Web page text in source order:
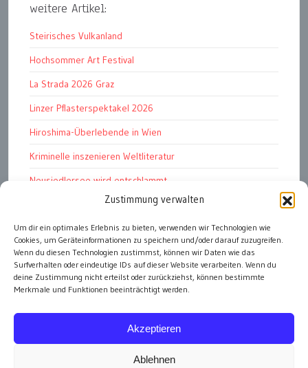
Zustimmung verwalten
Um dir ein optimales Erlebnis zu bieten, verwenden wir Technologien wie
Cookies, um Geräteinformationen zu speichern und/oder darauf zuzugreifen.
Wenn du diesen Technologien zustimmst, können wir Daten wie das
Surfverhalten oder eindeutige IDs auf dieser Website verarbeiten. Wenn du
deine Zustimmung nicht erteilst oder zurückziehst, können bestimmte
Merkmale und Funktionen beeinträchtigt werden.
Akzeptieren
Ablehnen
weitere Artikel:
Steirisches Vulkanland
Hochsommer Art Festival
La Strada 2026 Graz
Linzer Pflasterspektakel 2026
Hiroshima-Überlebende in Wien
Kriminelle inszenieren Weltliteratur
Neusiedlersee wird entschlammt
TKG wünscht besinnliches Weihnachtsfest
Fußball WM 2026: „historisch“
Die Wichtigen
alle Artikel